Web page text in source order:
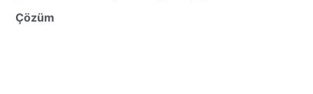
Çözüm